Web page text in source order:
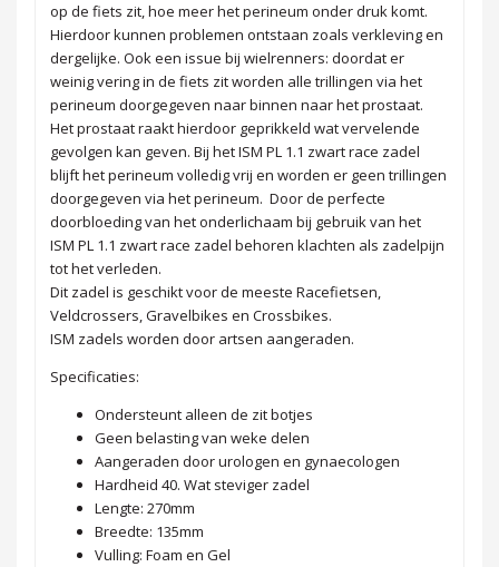
op de fiets zit, hoe meer het perineum onder druk komt.
Hierdoor kunnen problemen ontstaan zoals verkleving en
dergelijke. Ook een issue bij wielrenners: doordat er
weinig vering in de fiets zit worden alle trillingen via het
perineum doorgegeven naar binnen naar het prostaat.
Het prostaat raakt hierdoor geprikkeld wat vervelende
gevolgen kan geven. Bij het ISM PL 1.1 zwart race zadel
blijft het perineum volledig vrij en worden er geen trillingen
doorgegeven via het perineum. Door de perfecte
doorbloeding van het onderlichaam bij gebruik van het
ISM PL 1.1 zwart race zadel behoren klachten als zadelpijn
tot het verleden.
Dit zadel is geschikt voor de meeste Racefietsen,
Veldcrossers, Gravelbikes en Crossbikes.
ISM zadels worden door artsen aangeraden.
Specificaties:
Ondersteunt alleen de zit botjes
Geen belasting van weke delen
Aangeraden door urologen en gynaecologen
Hardheid 40. Wat steviger zadel
Lengte: 270mm
Breedte: 135mm
Vulling: Foam en Gel